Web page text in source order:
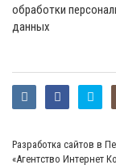
обработки
данных
Разработка сайтов в
«Агентство Интернет